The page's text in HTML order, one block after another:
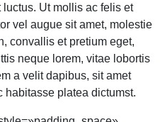
Ut mollis ac felis et
vel augue sit amet, molestie
convallis et pretium eget,
neque lorem, vitae lobortis
a velit dapibus, sit amet
habitasse platea dictumst.